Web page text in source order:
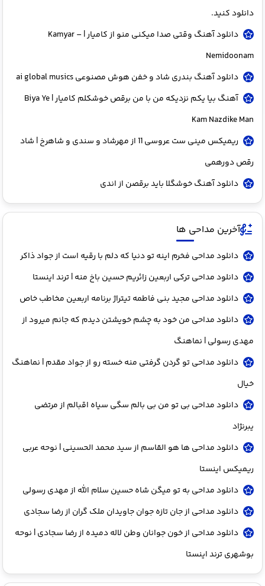
دانلود کنید.
دانلود آهنگ وقتی صدا میکنی منو از کامیار | Kamyar –
Nemidoonam
دانلود آهنگ بندری شاد و خفن هوش مصنوعی ai global musics
آهنگ بیا یکم نزدیکه من با من برقص خوشکلم کامیار | Biya Ye
Kam Nazdike Man
ریمیکس مینی ست عروسی 11 از مهرشاد و سندی و شاهرخ | شاد
رقص دورهمی
دانلود آهنگ خوشگلا باید برقصن از اندی
آخرین مداحی ها
دانلود مداحی فخرم اینه تو دنیا که دلم با رقیه است از جواد ذاکر
دانلود مداحی ترکی اربعین زائریم حسین باخ منه | ترند اینستا
دانلود مداحی مجید بنی فاطمه تیتراژ برنامه اربعین مخاطب خاص
دانلود مداحی من خود به چشم خویشتن دیدم که جانم میرود از
مهدی رسولی | نماهنگ
دانلود مداحی تو گردن گرفتی منه خسته رو از جواد مقدم | نماهنگ
خیال
دانلود مداحی بی تو من بی بالم سگی سیاه اقبالم از مرتضی
یبرنژاد
دانلود مداحی ها هو القاسم از سید محمد الحسینی | نوحه عربی
ریمیکس اینستا
دانلود مداحی به تو میگن شاه حسین سلام الله از مهدی رسولی
دانلود مداحی از جان تازه جوان جاویدان ملک گران از رضا سجادی
دانلود مداحی از خون جوانان وطن لاله دمیده از رضا سجادی | نوحه
بوشهری ترند اینستا